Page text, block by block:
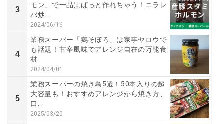
3
モン」で一品ぱぱっと作れちゃう！ニラレ
バ炒...
2024/06/16
4
業務スーパー「鶏そぼろ」は家事ヤロウで
も話題！甘辛風味でアレンジ自在の万能食
材
2024/04/01
5
業務スーパーの焼き鳥5選！50本入りの超
大容量も！おすすめアレンジから焼き方、
口...
2025/03/20